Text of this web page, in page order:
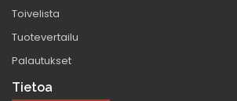
Toivelista
Tuotevertailu
Palautukset
Tietoa